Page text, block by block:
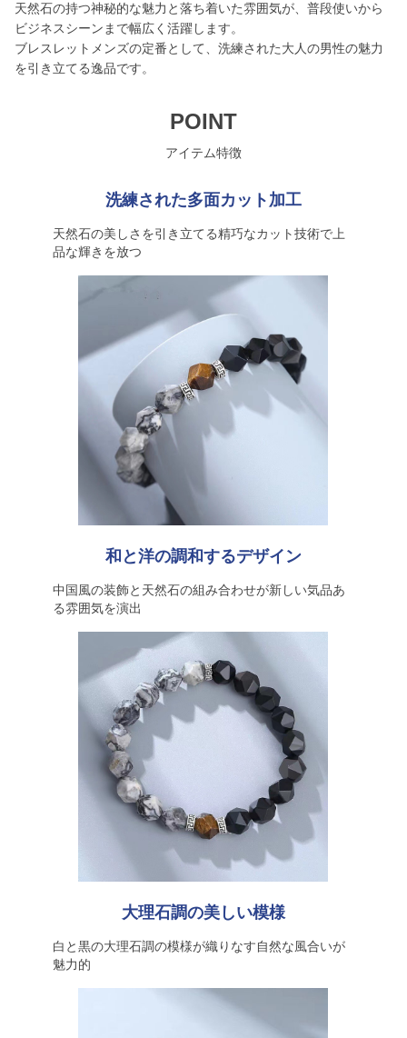
天然石の持つ神秘的な魅力と落ち着いた雰囲気が、普段使いから
ビジネスシーンまで幅広く活躍します。
ブレスレットメンズの定番として、洗練された大人の男性の魅力
を引き立てる逸品です。
POINT
アイテム特徴
洗練された多面カット加工
天然石の美しさを引き立てる精巧なカット技術で上
品な輝きを放つ
和と洋の調和するデザイン
中国風の装飾と天然石の組み合わせが新しい気品あ
る雰囲気を演出
大理石調の美しい模様
白と黒の大理石調の模様が織りなす自然な風合いが
魅力的